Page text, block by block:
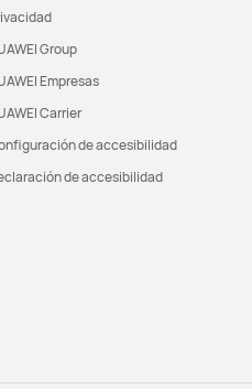
Group
Empresas
Carrier
de accesibilidad
de accesibilidad